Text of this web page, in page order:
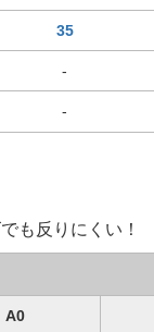
35
-
-
も反りにくい！
A0